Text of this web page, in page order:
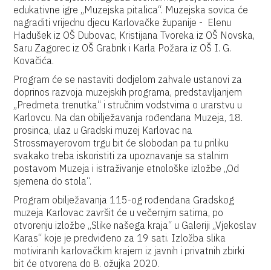
edukativne igre „Muzejska pitalica“. Muzejska sovica će
nagraditi vrijednu djecu Karlovačke županije - Elenu
Hadušek iz OŠ Dubovac, Kristijana Tvoreka iz OŠ Novska,
Saru Zagorec iz OŠ Grabrik i Karla Požara iz OŠ I. G.
Kovačića.
Program će se nastaviti dodjelom zahvale ustanovi za
doprinos razvoja muzejskih programa, predstavljanjem
„Predmeta trenutka“ i stručnim vodstvima o urarstvu u
Karlovcu. Na dan obilježavanja rođendana Muzeja, 18.
prosinca, ulaz u Gradski muzej Karlovac na
Strossmayerovom trgu bit će slobodan pa tu priliku
svakako treba iskoristiti za upoznavanje sa stalnim
postavom Muzeja i istraživanje etnološke izložbe „Od
sjemena do stola“.
Program obilježavanja 115-og rođendana Gradskog
muzeja Karlovac završit će u večernjim satima, po
otvorenju izložbe „Slike našega kraja“ u Galeriji „Vjekoslav
Karas“ koje je predviđeno za 19 sati. Izložba slika
motiviranih karlovačkim krajem iz javnih i privatnih zbirki
bit će otvorena do 8. ožujka 2020.